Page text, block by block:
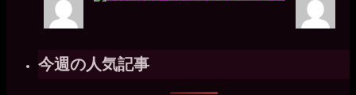
今週の人気記事